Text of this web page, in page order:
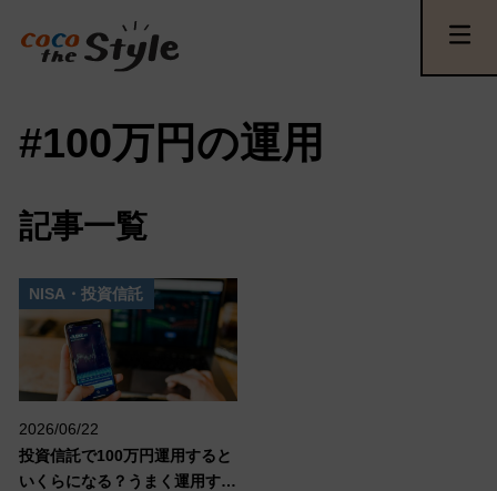
#100万円の運用
記事一覧
2026/06/22
投資信託で100万円運用すると
いくらになる？うまく運用する
NISA・投資信託